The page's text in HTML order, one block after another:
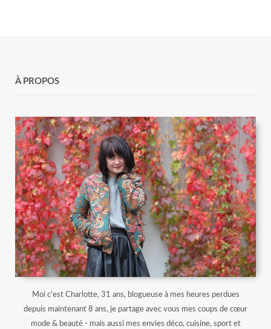
À PROPOS
Moi c'est Charlotte, 31 ans, blogueuse à mes heures perdues
depuis maintenant 8 ans, je partage avec vous mes coups de cœur
mode & beauté - mais aussi mes envies déco, cuisine, sport et